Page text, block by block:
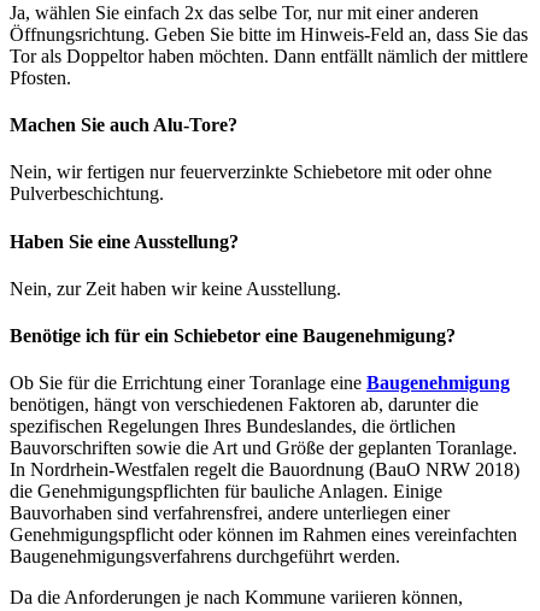
Ja, wählen Sie einfach 2x das selbe Tor, nur mit einer anderen
Öffnungsrichtung. Geben Sie bitte im Hinweis-Feld an, dass Sie das
Tor als Doppeltor haben möchten. Dann entfällt nämlich der mittlere
Pfosten.
Machen Sie auch Alu-Tore?
Nein, wir fertigen nur feuerverzinkte Schiebetore mit oder ohne
Pulverbeschichtung.
Haben Sie eine Ausstellung?
Nein, zur Zeit haben wir keine Ausstellung.
Benötige ich für ein Schiebetor eine Baugenehmigung?
Ob Sie für die Errichtung einer Toranlage eine Baugenehmigung
benötigen, hängt von verschiedenen Faktoren ab, darunter die
spezifischen Regelungen Ihres Bundeslandes, die örtlichen
Bauvorschriften sowie die Art und Größe der geplanten Toranlage.
In Nordrhein-Westfalen regelt die Bauordnung (BauO NRW 2018)
die Genehmigungspflichten für bauliche Anlagen. Einige
Bauvorhaben sind verfahrensfrei, andere unterliegen einer
Genehmigungspflicht oder können im Rahmen eines vereinfachten
Baugenehmigungsverfahrens durchgeführt werden.
Da die Anforderungen je nach Kommune variieren können,